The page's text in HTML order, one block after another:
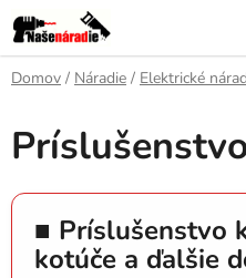
Prejsť
na
obsah
Domov / Náradie / Elektrické
■ Príslušenstvo
kotúče a ďalšie